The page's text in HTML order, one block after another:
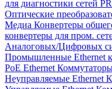
для диагностики сетей
Оптические
Медиа Конвертеры
конвертеры для пром.
Аналоговых/Цифровых
Промышленные Ethernet
PoE Ethernet
Неуправляемые Ethernet